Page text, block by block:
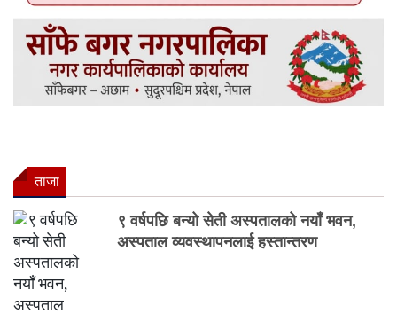
ताजा
९ वर्षपछि बन्यो सेती अस्पतालको नयाँ भवन,
अस्पताल व्यवस्थापनलाई हस्तान्तरण